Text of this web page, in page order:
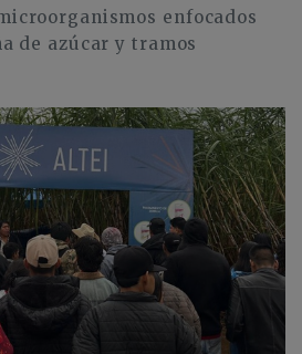
enfocados
de azúcar y tramos